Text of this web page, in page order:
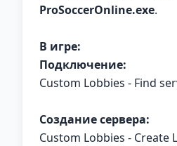
ProSoccerOnline.exe.
В игре:
Подключение:
Custom Lobbies - Find
Создание сервера:
Custom Lobbies - Create